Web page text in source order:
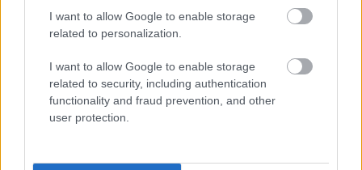
I want to allow Google to enable storage
related to personalization.
I want to allow Google to enable storage
related to security, including authentication
functionality and fraud prevention, and other
user protection.